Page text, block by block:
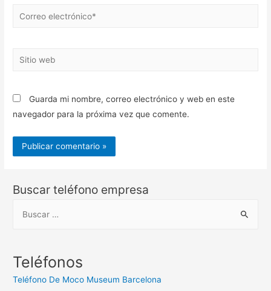
Correo
Sitio
Guarda mi nombre, correo electrónico y web en este
navegador para la próxima vez que comente.
Buscar teléfono empresa
c
Teléfonos
Teléfono De Moco Museum Barcelona